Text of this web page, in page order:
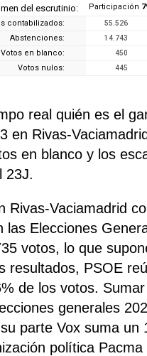
del escrutinio: Participación
contabilizados: 55.526
Abstenciones: 14.743
Votos en blanco: 450
Votos nulos: 445
real quién es el
en Rivas-
en blanco y los
23J.
Rivas-Vaciamadrid
Elecciones
votos, lo que
resultados, PSOE
de los votos.
generales
parte Vox suma un
política Pacma